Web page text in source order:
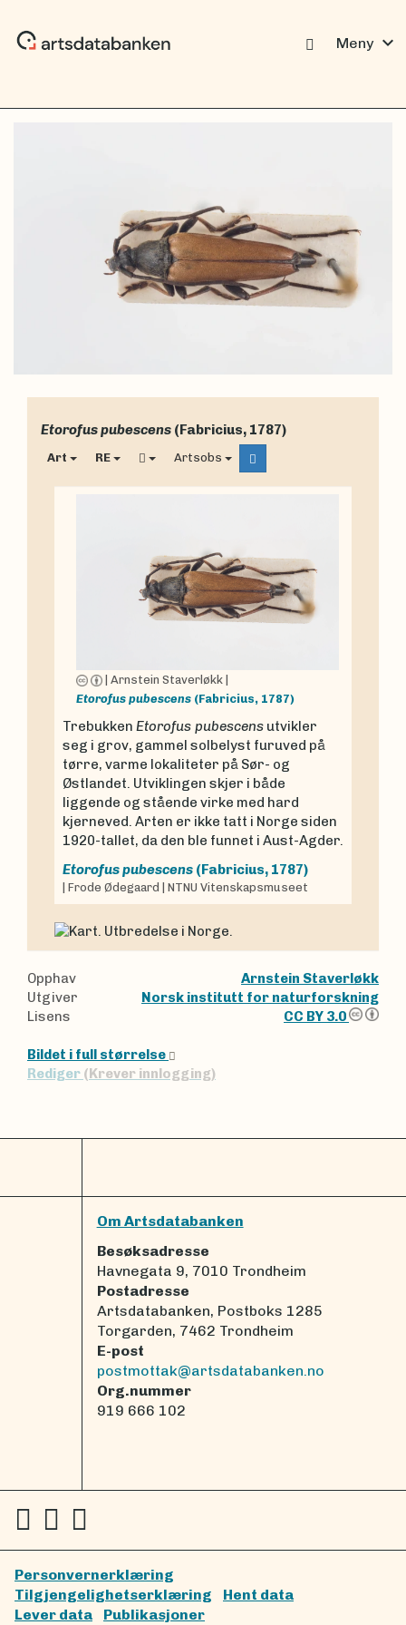
Meny expand_more
Etorofus pubescens (Fabricius, 1787)
Art RE Artsobs
| Arnstein Staverløkk |
Etorofus pubescens (Fabricius, 1787)
Trebukken Etorofus pubescens utvikler
seg i grov, gammel solbelyst furuved på
tørre, varme lokaliteter på Sør- og
Østlandet. Utviklingen skjer i både
liggende og stående virke med hard
kjerneved. Arten er ikke tatt i Norge siden
1920-tallet, da den ble funnet i Aust-Agder.
Etorofus pubescens (Fabricius, 1787)
Frode Ødegaard NTNU Vitenskapsmuseet
Opphav
Arnstein Staverløkk
Utgiver
Norsk institutt for naturforskning
Lisens
CC BY 3.0
Bildet i full størrelse
Rediger (Krever innlogging)
Om Artsdatabanken
Besøksadresse
Havnegata 9, 7010 Trondheim
Postadresse
Artsdatabanken, Postboks 1285
Torgarden, 7462 Trondheim
E-post
postmottak@artsdatabanken.no
Org.nummer
919 666 102
Personvernerklæring
Tilgjengelighetserklæring
Hent data
Lever data
Publikasjoner